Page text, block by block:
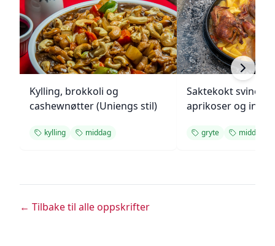
Kylling, brokkoli og
cashewnøtter (Uniengs stil)
kylling middag
Saktekokt
aprikoser og
gryte middag
← Tilbake til alle oppskrifter